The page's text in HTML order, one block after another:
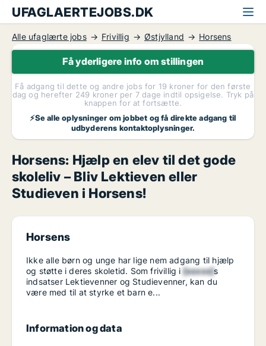
UFAGLAERTEJOBS.DK
Alle ufaglærte jobs Frivillig Østjylland Horsens
Få yderligere info om stillingen
Få adgang til dette og andre jobs for 19 kroner for den første
dag og herefter 249 kroner per 7 dage indtil opsigelse. Tryk på
knappen for at fortsætte.
⚡Se alle oplysninger om jobbet og få direkte adgang til
udbyderens kontaktoplysninger.
Horsens: Hjælp en elev til det gode
skoleliv – Bliv Lektieven eller
Studieven i Horsens!
Horsens
Ikke alle børn og unge har lige nem adgang til hjælp
og støtte i deres skoletid. Som frivillig i[xxxxx]s
indsatser Lektievenner og Studievenner, kan du
være med til at styrke et barn e...
Information og data